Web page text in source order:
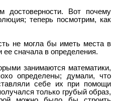
достоверности. Вот почему
теперь посмотрим, как
не могла бы иметь места в
ее сначала в определения.
занимаются математики,
определены; думали, что
себе их при помощи
только грубый образ,